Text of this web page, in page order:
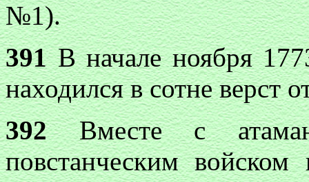
№1).
391В начале ноября
находился в сотне верст
392Вместе с
повстанческим